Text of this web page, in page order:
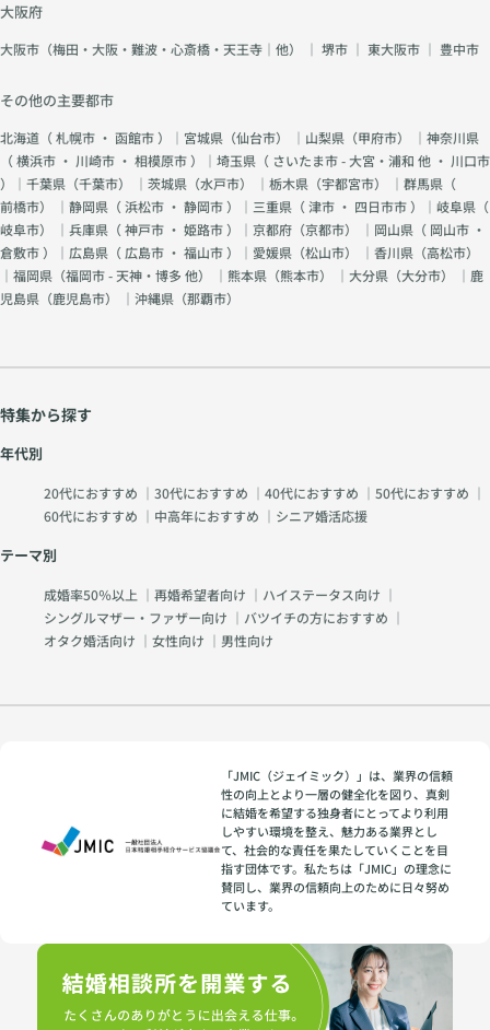
大阪府
大阪市（梅田・大阪・難波・心斎橋・天王寺｜他） ｜ 堺市 ｜ 東大阪市 ｜ 豊中市
その他の主要都市
北海道（札幌市 ・ 函館市）｜宮城県（仙台市） ｜山梨県（甲府市） ｜神奈川県
（横浜市 ・ 川崎市 ・ 相模原市）｜埼玉県（ さいたま市 - 大宮・浦和 他 ・ 川口市
）｜千葉県（千葉市） ｜茨城県（水戸市） ｜栃木県（宇都宮市） ｜群馬県（
前橋市） ｜静岡県（浜松市 ・ 静岡市）｜三重県（津市 ・ 四日市市）｜岐阜県（
岐阜市） ｜兵庫県（神戸市 ・ 姫路市）｜京都府（京都市） ｜岡山県（ 岡山市 ・
倉敷市）｜広島県（ 広島市 ・ 福山市）｜愛媛県（松山市） ｜香川県（高松市）
｜福岡県（福岡市 - 天神・博多 他） ｜熊本県（熊本市） ｜大分県（大分市） ｜鹿
児島県（鹿児島市） ｜沖縄県（那覇市）
特集から探す
年代別
20代におすすめ ｜ 30代におすすめ ｜ 40代におすすめ ｜ 50代におすすめ ｜
60代におすすめ ｜ 中高年におすすめ ｜ シニア婚活応援
テーマ別
成婚率50％以上 ｜ 再婚希望者向け ｜ ハイステータス向け ｜
シングルマザー・ファザー向け ｜ バツイチの方におすすめ ｜
オタク婚活向け ｜ 女性向け ｜ 男性向け
「JMIC（ジェイミック）」は、業界の信頼
性の向上とより一層の健全化を図り、真剣
に結婚を希望する独身者にとってより利用
しやすい環境を整え、魅力ある業界とし
て、社会的な責任を果たしていくことを目
指す団体です。私たちは「JMIC」の理念に
賛同し、業界の信頼向上のために日々努め
ています。